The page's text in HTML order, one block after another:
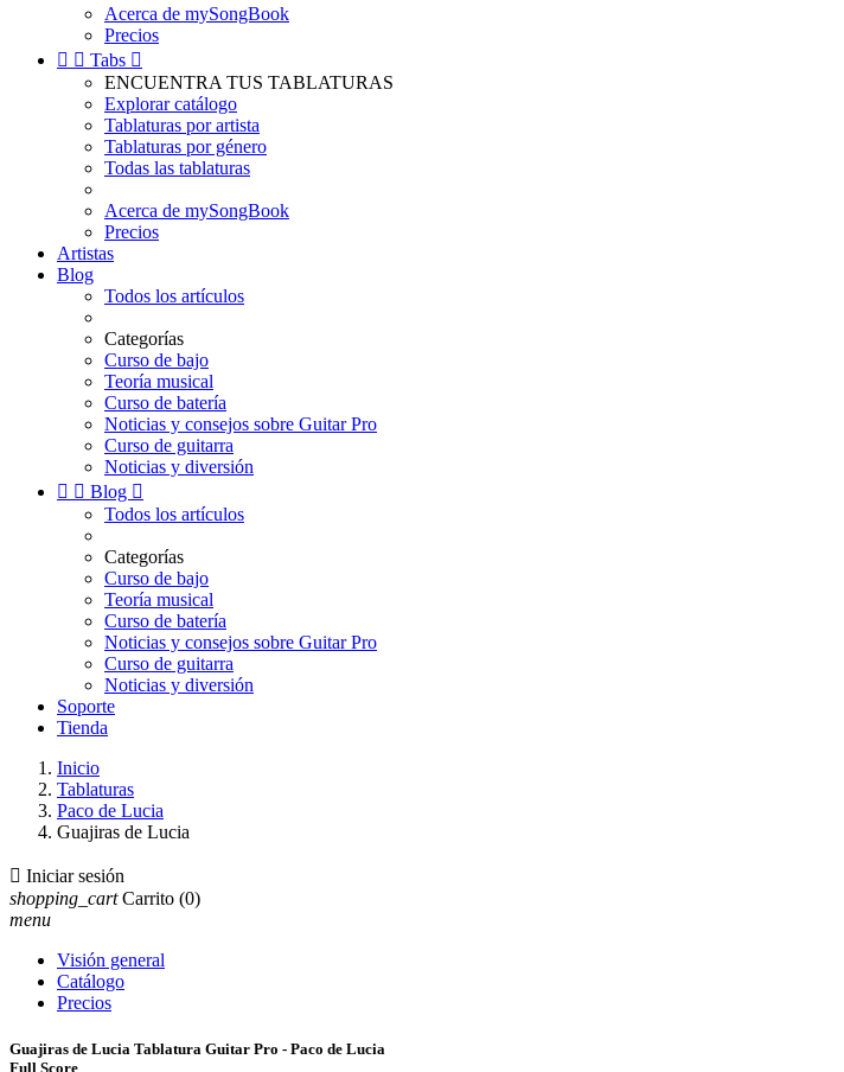
Acerca de mySongBook
Precios
  Tabs 
ENCUENTRA TUS TABLATURAS
Explorar catálogo
Tablaturas por artista
Tablaturas por género
Todas las tablaturas
Acerca de mySongBook
Precios
Artistas
Blog
Todos los artículos
Categorías
Curso de bajo
Teoría musical
Curso de batería
Noticias y consejos sobre Guitar Pro
Curso de guitarra
Noticias y diversión
  Blog 
Todos los artículos
Categorías
Curso de bajo
Teoría musical
Curso de batería
Noticias y consejos sobre Guitar Pro
Curso de guitarra
Noticias y diversión
Soporte
Tienda
Inicio
Tablaturas
Paco de Lucia
Guajiras de Lucia
 Iniciar sesión
shopping_cart Carrito (0)
menu
Visión general
Catálogo
Precios
Guajiras de Lucia Tablatura Guitar Pro - Paco de Lucia
Full Score